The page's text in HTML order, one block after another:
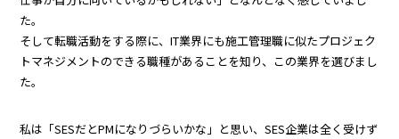
た。
そして転職活動をする際に、IT業界にも施工管理職に似たプロジェク
トマネジメントのできる職種があることを知り、この業界を選びまし
た。
私は「SESだとPMになりづらいかな」と思い、SES企業は全く受けず